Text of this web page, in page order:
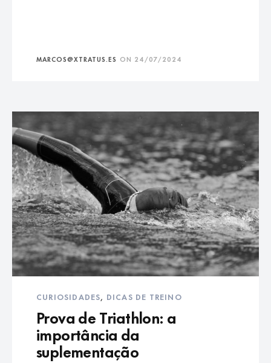
MARCOS@XTRATUS.ES ON 24/07/2024
CURIOSIDADES, DICAS DE TREINO
Prova de Triathlon: a
importância da
suplementação